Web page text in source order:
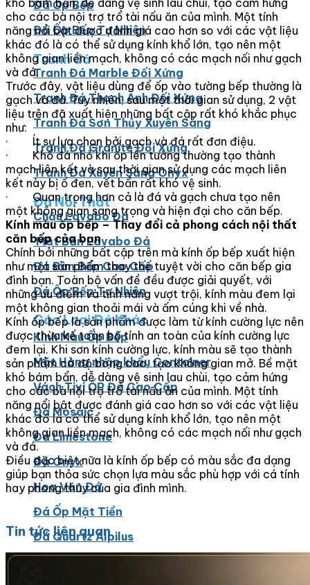
Đá Ốp Bếp
Đá Ốp Bếp Tự Nhiên
Tranh đá
Tranh Đá Marble Đối Xứng
Tranh Đá Thạch Anh Đối Xứng
Tranh Đá Sơn Thủy Xuyên Sáng
Tranh Đá Granite Đối Xứng
Tranh Đá Xuyên Sáng Onyx
Đá Nội Thất
Chậu Lavabo Đá
Mặt Bàn Lavabo Đá
Đá Bàn Bếp Cao Cấp
Đá Ốp Bếp Tự Nhiên
Các Loại Đá Khác
Kính Màu Ốp Bếp
Mặt Hàng nhập khẩu Container
Vách Tivi ỐP Đá Cao Cấp
Đá Mosaic
Đá Limestone
Đá Onyx
Hoa Văn Đá
Đá Ốp Mặt Tiền
Đá Quartz Alpilus
khó bám bẩn, dễ dàng vệ sinh lau chùi, tạo cảm hứng
cho các bà nội trợ trổ tài nấu ăn của mình. Một tính
năng nổi bật được đánh giá cao hơn so với các vật liệu
khác đó là có thể sử dụng kính khổ lớn, tạo nên một
không gian liền mạch, không có các mạch nối như gạch
và đá.
Trước đây, vật liệu dùng để ốp vào tường bếp thường là
gạch và đá. Tuy nhiên, sau một thời gian sử dụng, 2 vật
liệu trên đã xuất hiện những bất cập rất khó khắc phục
như:
· Ít sự lựa chọn bởi gạch và đá rất đơn điệu.
· Khổ đá nhỏ khi ốp lên tường thường tạo thành
mạch liên kết và sau thời gian sử dụng các mạch liên
kết này bị ố đen, vết bẩn rất khó vệ sinh.
· Quan trọng hơn cả là đá và gạch chưa tạo nên
một không gian sang trọng và hiện đại cho căn bếp.
Kính màu ốp bếp – Thay đổi cả phong cách nội thất
căn bếp của bạn
Chính bởi những bất cập trên mà kính ốp bếp xuất hiện
như một sản phẩm thay thế tuyệt vời cho căn bếp gia
đình bạn. Toàn bộ vấn đề đều được giải quyết, với
những ưu điểm và tính năng vượt trội, kính màu đem lại
một không gian thoải mái và ấm cúng khi về nhà.
Kính ốp bếp là sản phẩm được làm từ kính cường lực nên
được thừa kế toàn bộ tính an toàn của kính cường lực
đem lại. Khi sơn kính cường lực, kính màu sẽ tạo thành
sản phẩm có độ bóng cao, tạo không gian mở. Bề mặt
khó bám bẩn, dễ dàng vệ sinh lau chùi, tạo cảm hứng
cho các bà nội trợ trổ tài nấu ăn của mình. Một tính
năng nổi bật được đánh giá cao hơn so với các vật liệu
khác đó là có thể sử dụng kính khổ lớn, tạo nên một
không gian liền mạch, không có các mạch nối như gạch
và đá.
Điều đặc biệt nữa là kính ốp bếp có màu sắc đa dạng
giúp bạn thỏa sức chọn lựa màu sắc phù hợp với cá tính
hay phong thủy của gia đình mình.
Tin tức liên quan